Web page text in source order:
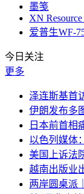
墨笺
XN
爱普生
今日关注
更多
泽连斯基首
伊朗发布多
日本前首相
以色列媒体
美国上诉法
越南出版业
两岸圆桌派